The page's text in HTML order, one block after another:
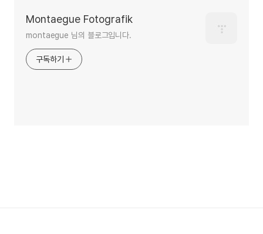
Montaegue Fotografik
montaegue 님의 블로그입니다.
구독하기